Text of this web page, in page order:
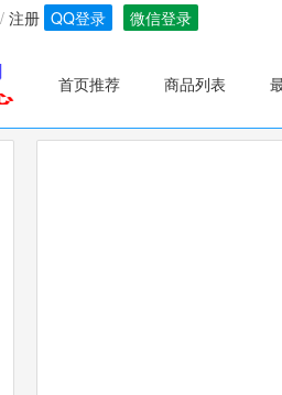
/ 注册 QQ登录 微信登录
首页推荐 商品列表